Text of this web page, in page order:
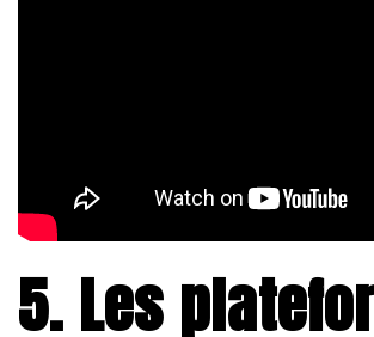
5. Les